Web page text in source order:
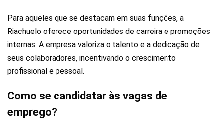
Para aqueles que se destacam em suas funções, a
Riachuelo oferece oportunidades de carreira e promoções
internas. A empresa valoriza o talento e a dedicação de
seus colaboradores, incentivando o crescimento
profissional e pessoal.
Como se candidatar às vagas de
emprego?